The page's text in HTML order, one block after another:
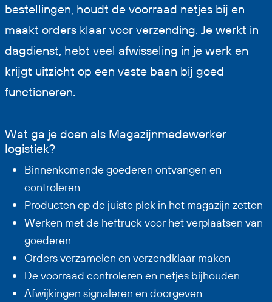
bestellingen, houdt de voorraad netjes bij en
maakt orders klaar voor verzending. Je werkt in
dagdienst, hebt veel afwisseling in je werk en
krijgt uitzicht op een vaste baan bij goed
functioneren.
Wat ga je doen als Magazijnmedewerker
logistiek?
Binnenkomende goederen ontvangen en
controleren
Producten op de juiste plek in het magazijn zetten
Werken met de heftruck voor het verplaatsen van
goederen
Orders verzamelen en verzendklaar maken
De voorraad controleren en netjes bijhouden
Afwijkingen signaleren en doorgeven